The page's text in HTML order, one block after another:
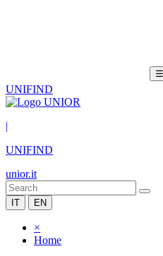
☰
UNIFIND
|
UNIFIND
unior.it
IT EN
×
Home